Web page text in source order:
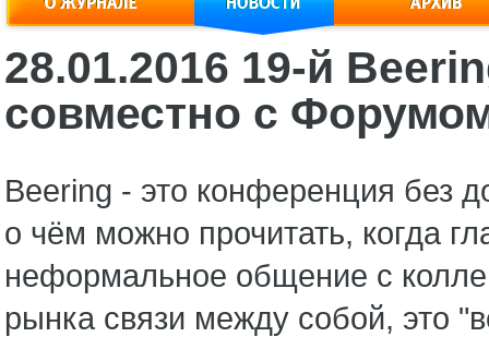
28.01.2016 19-й
совместно с
Beering - это конференция без
о чём можно прочитать, когда
неформальное общение с
рынка связи между собой, это